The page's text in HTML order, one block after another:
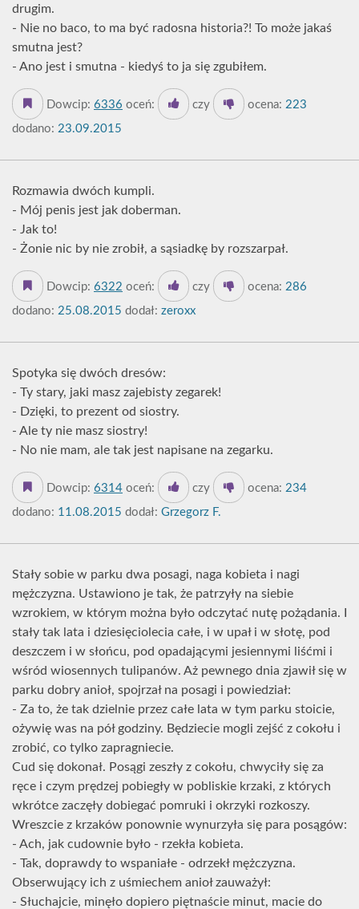
drugim.
- Nie no baco, to ma być radosna historia?! To może jakaś
smutna jest?
- Ano jest i smutna - kiedyś to ja się zgubiłem.
Dowcip: 6336 oceń: czy ocena: 223
dodano: 23.09.2015
Rozmawia dwóch kumpli.
- Mój penis jest jak doberman.
- Jak to!
- Żonie nic by nie zrobił, a sąsiadkę by rozszarpał.
Dowcip: 6322 oceń: czy ocena: 286
dodano: 25.08.2015 dodał: zeroxx
Spotyka się dwóch dresów:
- Ty stary, jaki masz zajebisty zegarek!
- Dzięki, to prezent od siostry.
- Ale ty nie masz siostry!
- No nie mam, ale tak jest napisane na zegarku.
Dowcip: 6314 oceń: czy ocena: 234
dodano: 11.08.2015 dodał: Grzegorz F.
Stały sobie w parku dwa posagi, naga kobieta i nagi
mężczyzna. Ustawiono je tak, że patrzyły na siebie
wzrokiem, w którym można było odczytać nutę pożądania. I
stały tak lata i dziesięciolecia całe, i w upał i w słotę, pod
deszczem i w słońcu, pod opadającymi jesiennymi liśćmi i
wśród wiosennych tulipanów. Aż pewnego dnia zjawił się w
parku dobry anioł, spojrzał na posagi i powiedział:
- Za to, że tak dzielnie przez całe lata w tym parku stoicie,
ożywię was na pół godziny. Będziecie mogli zejść z cokołu i
zrobić, co tylko zapragniecie.
Cud się dokonał. Posągi zeszły z cokołu, chwyciły się za
ręce i czym prędzej pobiegły w pobliskie krzaki, z których
wkrótce zaczęły dobiegać pomruki i okrzyki rozkoszy.
Wreszcie z krzaków ponownie wynurzyła się para posągów:
- Ach, jak cudownie było - rzekła kobieta.
- Tak, doprawdy to wspaniałe - odrzekł mężczyzna.
Obserwujący ich z uśmiechem anioł zauważył:
- Słuchajcie, minęło dopiero piętnaście minut, macie do